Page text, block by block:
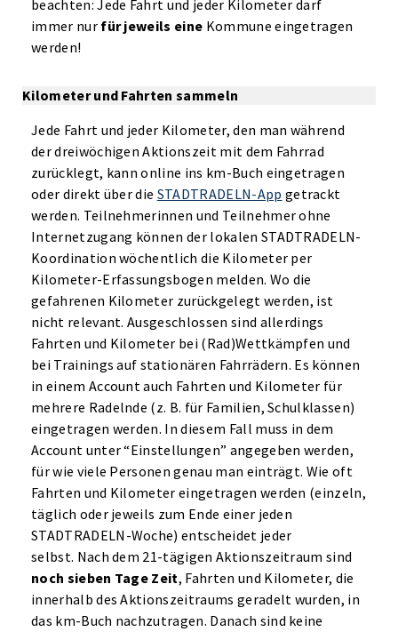
beachten: Jede Fahrt und jeder Kilometer darf
immer nur für jeweils eine Kommune eingetragen
werden!
Kilometer und Fahrten sammeln
Jede Fahrt und jeder Kilometer, den man während
der dreiwöchigen Aktionszeit mit dem Fahrrad
zurücklegt, kann online ins km-Buch eingetragen
oder direkt über die STADTRADELN-App getrackt
werden. Teilnehmerinnen und Teilnehmer ohne
Internetzugang können der lokalen STADTRADELN-
Koordination wöchentlich die Kilometer per
Kilometer-Erfassungsbogen melden. Wo die
gefahrenen Kilometer zurückgelegt werden, ist
nicht relevant. Ausgeschlossen sind allerdings
Fahrten und Kilometer bei (Rad)Wettkämpfen und
bei Trainings auf stationären Fahrrädern. Es können
in einem Account auch Fahrten und Kilometer für
mehrere Radelnde (z. B. für Familien, Schulklassen)
eingetragen werden. In diesem Fall muss in dem
Account unter “Einstellungen” angegeben werden,
für wie viele Personen genau man einträgt. Wie oft
Fahrten und Kilometer eingetragen werden (einzeln,
täglich oder jeweils zum Ende einer jeden
STADTRADELN-Woche) entscheidet jeder
selbst. Nach dem 21-tägigen Aktionszeitraum sind
noch sieben Tage Zeit, Fahrten und Kilometer, die
innerhalb des Aktionszeitraums geradelt wurden, in
das km-Buch nachzutragen. Danach sind keine